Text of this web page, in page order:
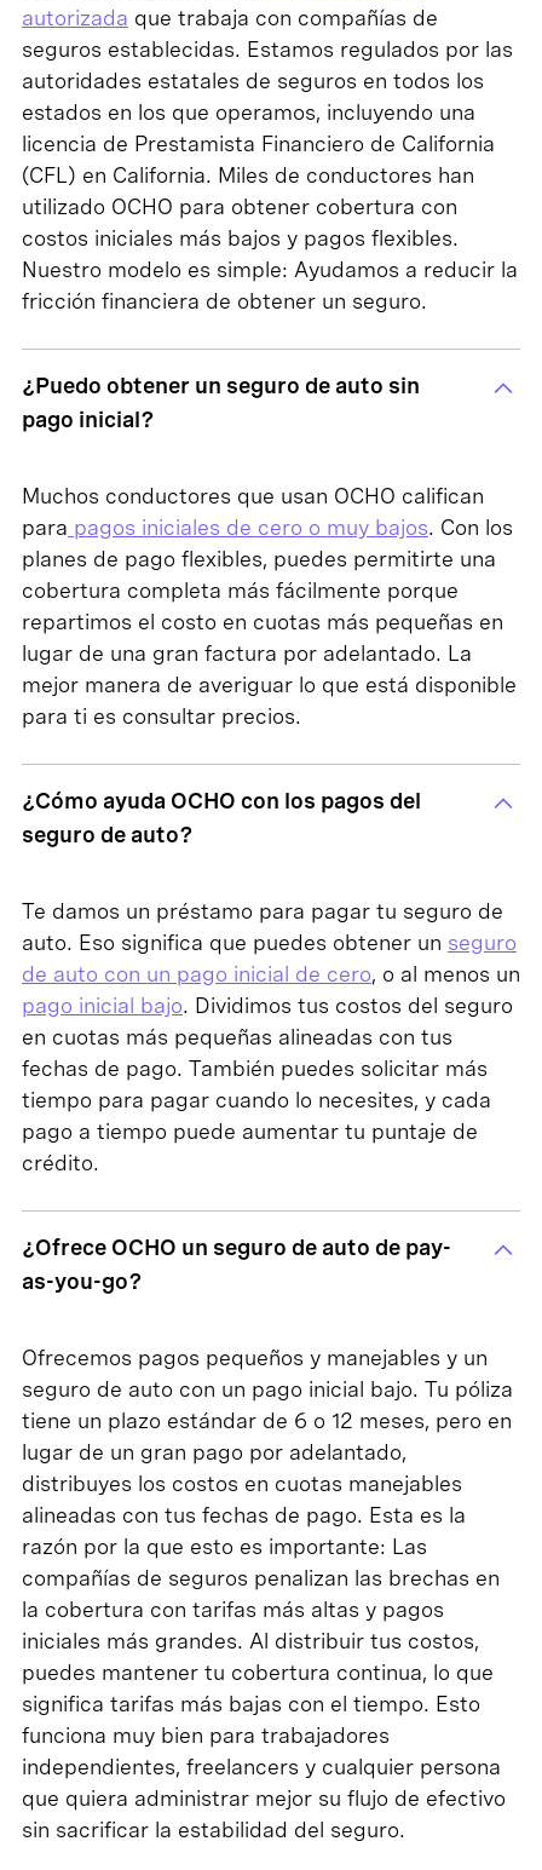
autorizada que trabaja con compañías de
seguros establecidas. Estamos regulados por las
autoridades estatales de seguros en todos los
estados en los que operamos, incluyendo una
licencia de Prestamista Financiero de California
(CFL) en California. Miles de conductores han
utilizado OCHO para obtener cobertura con
costos iniciales más bajos y pagos flexibles.
Nuestro modelo es simple: Ayudamos a reducir la
fricción financiera de obtener un seguro.
¿Puedo obtener un seguro de auto sin
pago inicial?
Muchos conductores que usan OCHO califican
para pagos iniciales de cero o muy bajos. Con los
planes de pago flexibles, puedes permitirte una
cobertura completa más fácilmente porque
repartimos el costo en cuotas más pequeñas en
lugar de una gran factura por adelantado. La
mejor manera de averiguar lo que está disponible
para ti es consultar precios.
¿Cómo ayuda OCHO con los pagos del
seguro de auto?
Te damos un préstamo para pagar tu seguro de
auto. Eso significa que puedes obtener un seguro
de auto con un pago inicial de cero, o al menos un
pago inicial bajo. Dividimos tus costos del seguro
en cuotas más pequeñas alineadas con tus
fechas de pago. También puedes solicitar más
tiempo para pagar cuando lo necesites, y cada
pago a tiempo puede aumentar tu puntaje de
crédito.
¿Ofrece OCHO un seguro de auto de pay-
as-you-go?
Ofrecemos pagos pequeños y manejables y un
seguro de auto con un pago inicial bajo. Tu póliza
tiene un plazo estándar de 6 o 12 meses, pero en
lugar de un gran pago por adelantado,
distribuyes los costos en cuotas manejables
alineadas con tus fechas de pago. Esta es la
razón por la que esto es importante: Las
compañías de seguros penalizan las brechas en
la cobertura con tarifas más altas y pagos
iniciales más grandes. Al distribuir tus costos,
puedes mantener tu cobertura continua, lo que
significa tarifas más bajas con el tiempo. Esto
funciona muy bien para trabajadores
independientes, freelancers y cualquier persona
que quiera administrar mejor su flujo de efectivo
sin sacrificar la estabilidad del seguro.